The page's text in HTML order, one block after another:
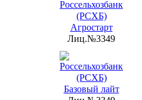
Агростарт
Лиц.№3349
Базовый лайт